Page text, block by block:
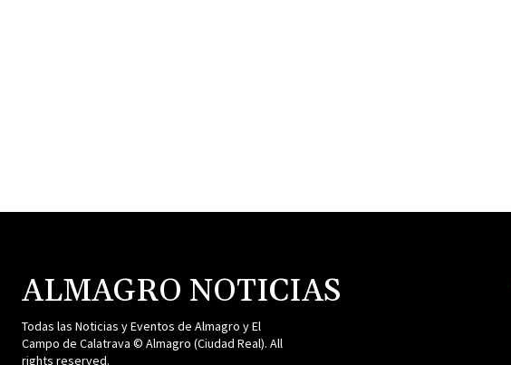
ALMAGRO NOTICIAS
Todas las Noticias y Eventos de Almagro y El
Campo de Calatrava © Almagro (Ciudad Real). All
rights reserved.